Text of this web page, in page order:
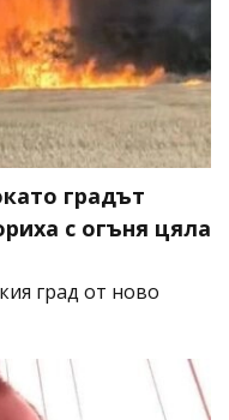
градът
с огъня цяла
град от ново